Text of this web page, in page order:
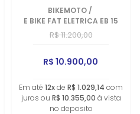
BIKEMOTO /
E BIKE FAT ELETRICA EB 15
R$ 11.200,00
R$ 10.900,00
Em até 12xde R$ 1.029,14 com
juros ou R$ 10.355,00 à vista
no deposito